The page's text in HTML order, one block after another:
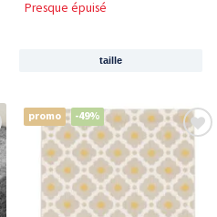
Presque épuisé
taille
promo -49%